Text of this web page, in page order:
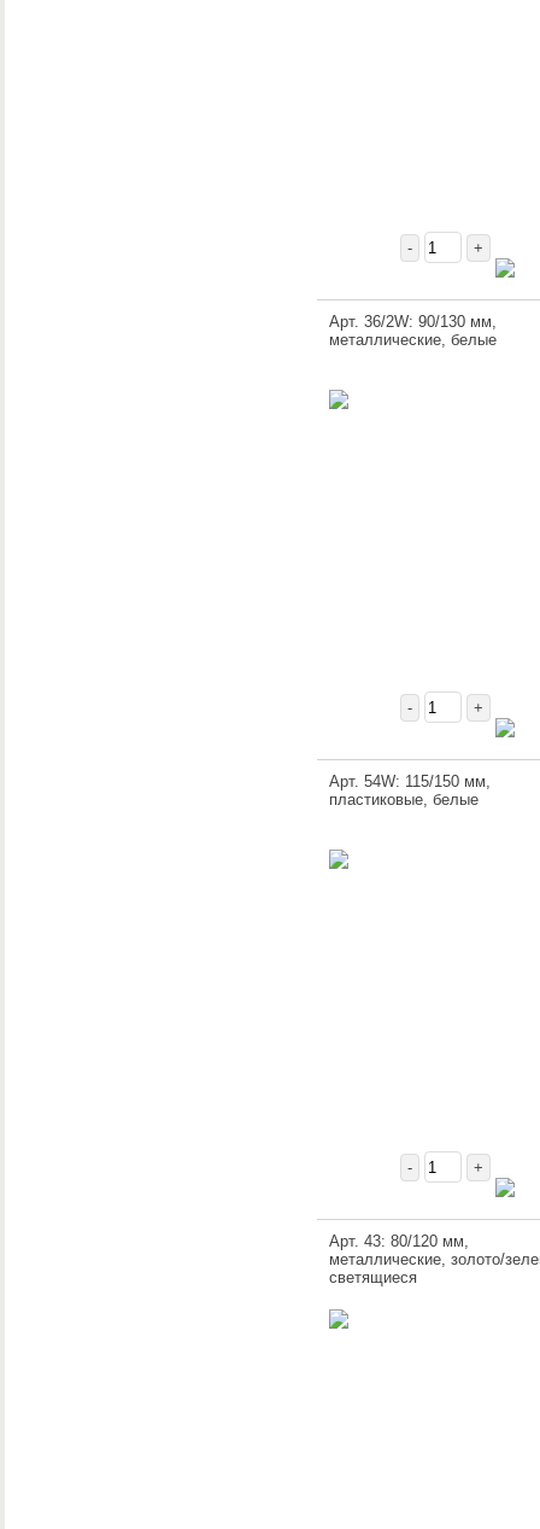
- +
Арт. 36/2W: 90/130 мм,
металлические, белые
- +
Арт. 54W: 115/150 мм,
пластиковые, белые
- +
Арт. 43: 80/120 мм,
металлические, золото/
светящиеся